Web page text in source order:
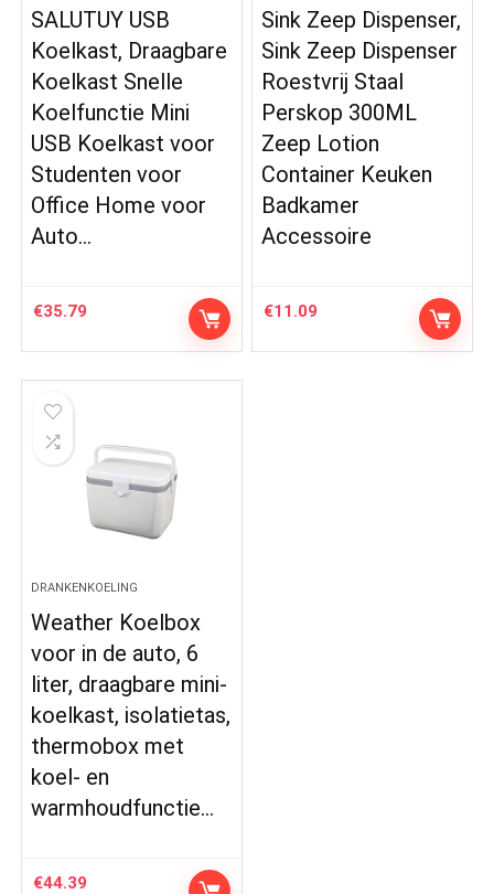
SALUTUY USB
Koelkast, Draagbare
Koelkast Snelle
Koelfunctie Mini
USB Koelkast voor
Studenten voor
Office Home voor
Auto…
€35.79
Sink Zeep Dispenser,
Sink Zeep Dispenser
Roestvrij Staal
Perskop 300ML
Zeep Lotion
Container Keuken
Badkamer
Accessoire
€11.09
DRANKENKOELING
Weather Koelbox
voor in de auto, 6
liter, draagbare mini-
koelkast, isolatietas,
thermobox met
koel- en
warmhoudfunctie…
€44.39